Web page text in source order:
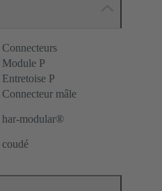
Connecteurs
Module P
Entretoise P
Connecteur mâle
har-modular®
coudé